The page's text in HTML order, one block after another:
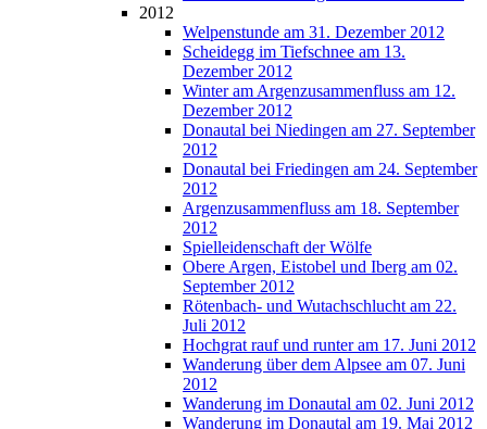
2012
Welpenstunde am 31. Dezember 2012
Scheidegg im Tiefschnee am 13.
Dezember 2012
Winter am Argenzusammenfluss am 12.
Dezember 2012
Donautal bei Niedingen am 27. September
2012
Donautal bei Friedingen am 24. September
2012
Argenzusammenfluss am 18. September
2012
Spielleidenschaft der Wölfe
Obere Argen, Eistobel und Iberg am 02.
September 2012
Rötenbach- und Wutachschlucht am 22.
Juli 2012
Hochgrat rauf und runter am 17. Juni 2012
Wanderung über dem Alpsee am 07. Juni
2012
Wanderung im Donautal am 02. Juni 2012
Wanderung im Donautal am 19. Mai 2012